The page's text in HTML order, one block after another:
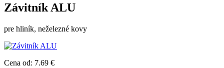
Závitník ALU
pre hliník, neželezné kovy
Cena od: 7.69 €